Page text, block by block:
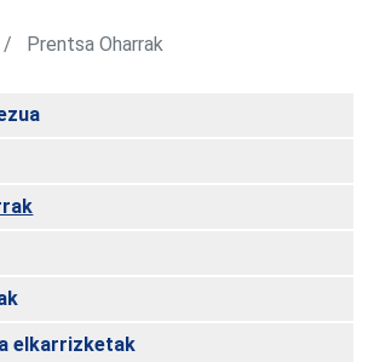
Prentsa Oharrak
elkarrizketak